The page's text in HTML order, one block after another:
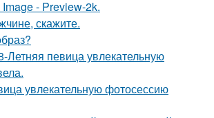
- Preview-2k.
скажите.
Летняя певица увлекательную
увлекательную фотосессию